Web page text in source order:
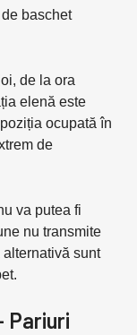
baschet
de la ora
elenă este
ocupată în
de
va putea fi
nu transmite
sunt
Pariuri